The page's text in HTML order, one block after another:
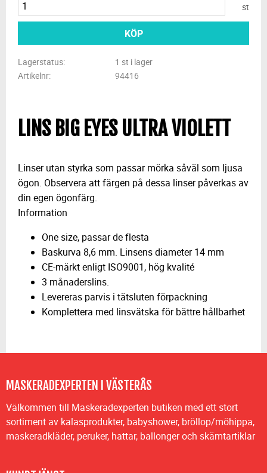
st
KÖP
Lagerstatus
1 st i lager
Artikelnr
94416
LINS BIG EYES ULTRA VIOLETT
Linser utan styrka som passar mörka såväl som ljusa
ögon. Observera att färgen på dessa linser påverkas av
din egen ögonfärg.
Information
One size, passar de flesta
Baskurva 8,6 mm. Linsens diameter 14 mm
CE-märkt enligt ISO9001, hög kvalité
3 månaderslins.
Levereras parvis i tätsluten förpackning
Komplettera med linsvätska för bättre hållbarhet
MASKERADEXPERTEN I VÄSTERÅS
Välkommen till Maskeradexperten butiken med ett stort
sortiment av kalasprodukter, babyshower, bröllop/möhippa,
maskeradkläder, peruker, hattar, ballonger och skämtartiklar